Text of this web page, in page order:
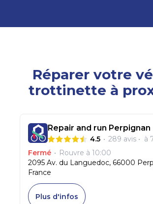
Réparer votre
trottinette à
Repair and run Perpignan
4.5 • 289 avis • à
Fermé • Rouvre à 10:00
2095 Av. du Languedoc, 66000
France
Plus d'infos